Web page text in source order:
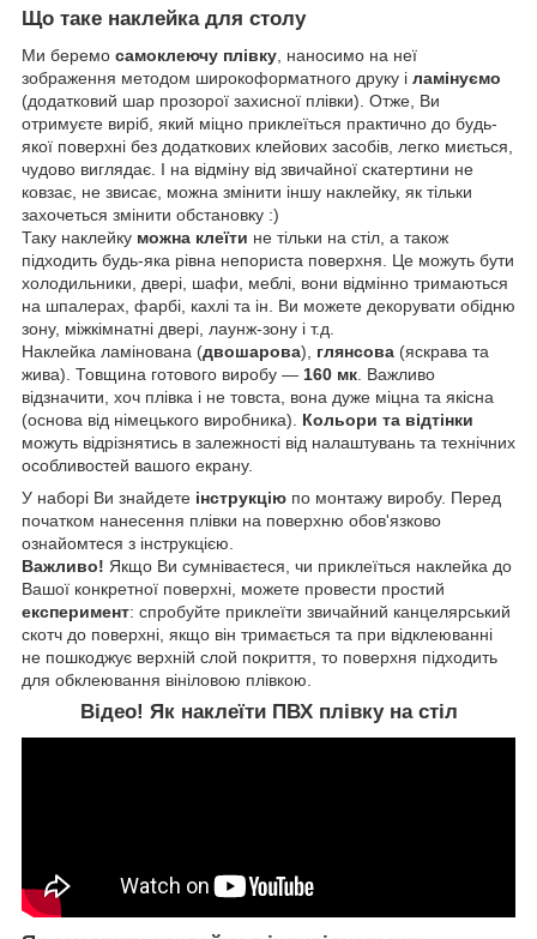
Що таке наклейка для столу
Ми беремо самоклеючу плівку, наносимо на неї
зображення методом широкоформатного друку і ламінуємо
(додатковий шар прозорої захисної плівки). Отже, Ви
отримуєте виріб, який міцно приклеїться практично до будь-
якої поверхні без додаткових клейових засобів, легко миється,
чудово виглядає. І на відміну від звичайної скатертини не
ковзає, не звисає, можна змінити іншу наклейку, як тільки
захочеться змінити обстановку :)
Таку наклейку можна клеїти не тільки на стіл, а також
підходить будь-яка рівна непориста поверхня. Це можуть бути
холодильники, двері, шафи, меблі, вони відмінно тримаються
на шпалерах, фарбі, кахлі та ін. Ви можете декорувати обідню
зону, міжкімнатні двері, лаунж-зону і т.д.
Наклейка ламінована (двошарова), глянсова (яскрава та
жива). Товщина готового виробу — 160 мк. Важливо
відзначити, хоч плівка і не товста, вона дуже міцна та якісна
(основа від німецького виробника). Кольори та відтінки
можуть відрізнятись в залежності від налаштувань та технічних
особливостей вашого екрану.
У наборі Ви знайдете інструкцію по монтажу виробу. Перед
початком нанесення плівки на поверхню обов'язково
ознайомтеся з інструкцією.
Важливо! Якщо Ви сумніваєтеся, чи приклеїться наклейка до
Вашої конкретної поверхні, можете провести простий
експеримент: спробуйте приклеїти звичайний канцелярський
скотч до поверхні, якщо він тримається та при відклеюванні
не пошкоджує верхній слой покриття, то поверхня підходить
для обклеювання вініловою плівкою.
Відео! Як наклеїти ПВХ плівку на стіл